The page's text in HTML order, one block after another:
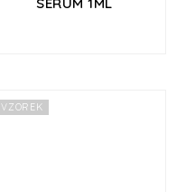
VZOREK